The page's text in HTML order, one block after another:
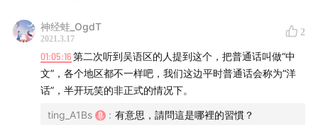
Pacific. New York: Columbia University Press. （《跨
托邦在華語語系太平洋》）
Chiang, H. (2018).After Eunuchs: Science, Medicine,
and the Transformation of Sex in Modern China
York: Columbia University Press. （《太監/閹人之後：
神经蛙_OgdT
2021.3.17
2
01:05:16第二次听到吴语区的人提到这个，把普通话叫做“中
文”，各个地区都不一样吧，我们这边平时普通话会称为“洋
话”，半开玩笑的非正式的情况下。
ting_A1Bs : 有意思，請問這是哪裡的習慣？